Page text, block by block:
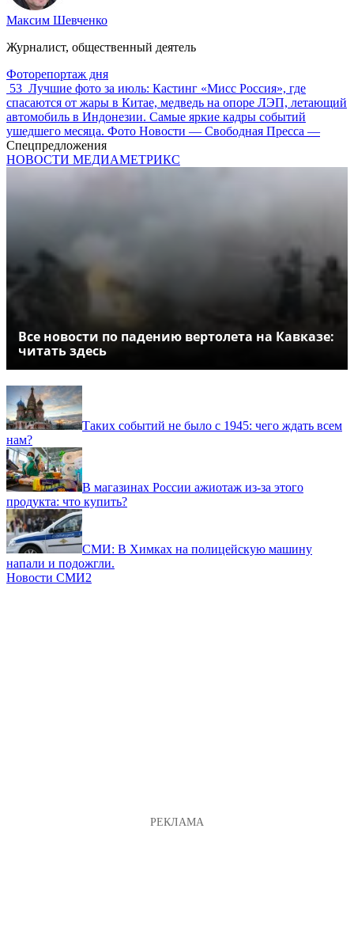
Максим Шевченко
Журналист, общественный деятель
Фоторепортаж дня
53 Лучшие фото за июль: Кастинг «Мисс Россия», где
спасаются от жары в Китае, медведь на опоре ЛЭП, летающий
автомобиль в Индонезии. Самые яркие кадры событий
ушедшего месяца. Фото Новости — Свободная Пресса —
Спецпредложения
НОВОСТИ МЕДИАМЕТРИКС
Все новости по падению вертолета на Кавказе:
читать здесь
Таких событий не было с 1945: чего ждать всем
нам?
В магазинах России ажиотаж из-за этого
продукта: что купить?
СМИ: В Химках на полицейскую машину
напали и подожгли.
Новости СМИ2